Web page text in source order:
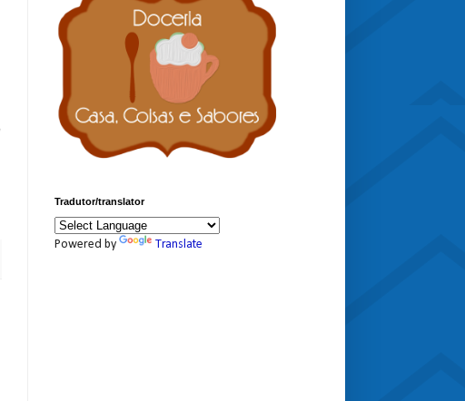
Tradutor/translator
Powered by Translate